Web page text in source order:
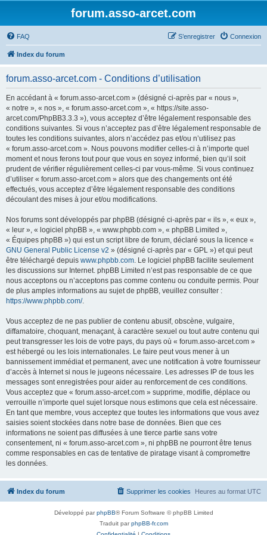
forum.asso-arcet.com
FAQ Connexion
S’enregistrer
Index du forum
forum.asso-arcet.com - Conditions d’utilisation
En accédant à « forum.asso-arcet.com » (désigné ci-après par « nous »,
« notre », « nos », « forum.asso-arcet.com », « https://site.asso-
arcet.com/PhpBB3.3.3 »), vous acceptez d’être légalement responsable des
conditions suivantes. Si vous n’acceptez pas d’être légalement responsable de
toutes les conditions suivantes, alors n’accédez pas et/ou n’utilisez pas
« forum.asso-arcet.com ». Nous pouvons modifier celles-ci à n’importe quel
moment et nous ferons tout pour que vous en soyez informé, bien qu’il soit
prudent de vérifier régulièrement celles-ci par vous-même. Si vous continuez
d’utiliser « forum.asso-arcet.com » alors que des changements ont été
effectués, vous acceptez d’être légalement responsable des conditions
découlant des mises à jour et/ou modifications.
Nos forums sont développés par phpBB (désigné ci-après par « ils », « eux »,
« leur », « logiciel phpBB », « www.phpbb.com », « phpBB Limited »,
« Équipes phpBB ») qui est un script libre de forum, déclaré sous la licence «
GNU General Public License v2 » (désigné ci-après par « GPL ») et qui peut
être téléchargé depuis www.phpbb.com. Le logiciel phpBB facilite seulement
les discussions sur Internet. phpBB Limited n’est pas responsable de ce que
nous acceptons ou n’acceptons pas comme contenu ou conduite permis. Pour
de plus amples informations au sujet de phpBB, veuillez consulter :
https://www.phpbb.com/.
Vous acceptez de ne pas publier de contenu abusif, obscène, vulgaire,
diffamatoire, choquant, menaçant, à caractère sexuel ou tout autre contenu qui
peut transgresser les lois de votre pays, du pays où « forum.asso-arcet.com »
est hébergé ou les lois internationales. Le faire peut vous mener à un
bannissement immédiat et permanent, avec une notification à votre fournisseur
d’accès à Internet si nous le jugeons nécessaire. Les adresses IP de tous les
messages sont enregistrées pour aider au renforcement de ces conditions.
Vous acceptez que « forum.asso-arcet.com » supprime, modifie, déplace ou
verrouille n’importe quel sujet lorsque nous estimons que cela est nécessaire.
En tant que membre, vous acceptez que toutes les informations que vous avez
saisies soient stockées dans notre base de données. Bien que ces
informations ne soient pas diffusées à une tierce partie sans votre
consentement, ni « forum.asso-arcet.com », ni phpBB ne pourront être tenus
comme responsables en cas de tentative de piratage visant à compromettre
les données.
Index du forum Heures au format UTC
Supprimer les cookies
Développé parphpBB® Forum Software © phpBB Limited
Traduit parphpBB-fr.com